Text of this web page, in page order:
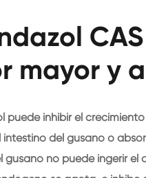
mayor y
puede inhibir el
intestino del gusano o
gusano no puede ingerir